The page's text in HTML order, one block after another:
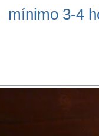
mínimo 3-4